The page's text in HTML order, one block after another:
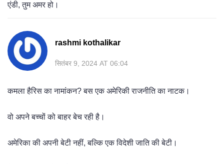
एंडी, तुम अमर हो।
rashmi kothalikar
सितंबर 9, 2024 AT 06:04
कमला हैरिस का नामांकन? बस एक अमेरिकी राजनीति का नाटक।
वो अपने बच्चों को बाहर बेच रही है।
अमेरिका की अपनी बेटी नहीं, बल्कि एक विदेशी जाति की बेटी।